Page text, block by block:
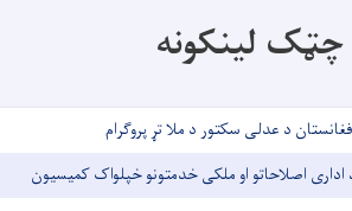
چټک لینکونه
د عدلی سکتور د ملا تړ پروګرام
اداری اصلاحاتو او ملکی خدمتونو خپلواک کمیسیون